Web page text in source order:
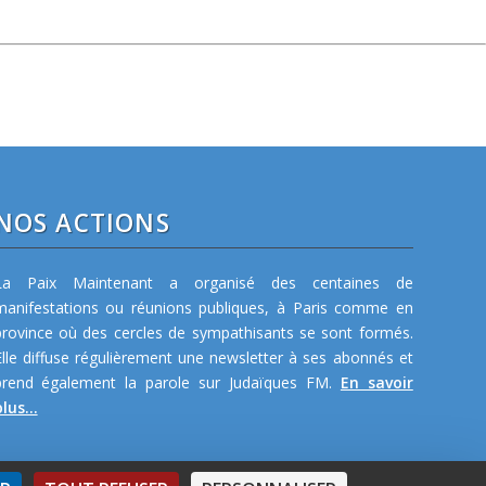
ACTIONS
Paix Maintenant a organisé des centaines de
ou réunions publiques, à Paris comme en
où des cercles de sympathisants se sont formés.
diffuse régulièrement une newsletter à ses abonnés et
également la parole sur Judaïques FM. En savoir